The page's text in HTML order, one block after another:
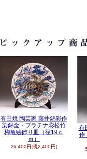
有田焼 陶芸家 藤井錦彩作
染錦金・プラチナ彩松竹
梅亀絵飾り皿（径19ｃ
ｍ）
26,400円(税2,400円)
有
作